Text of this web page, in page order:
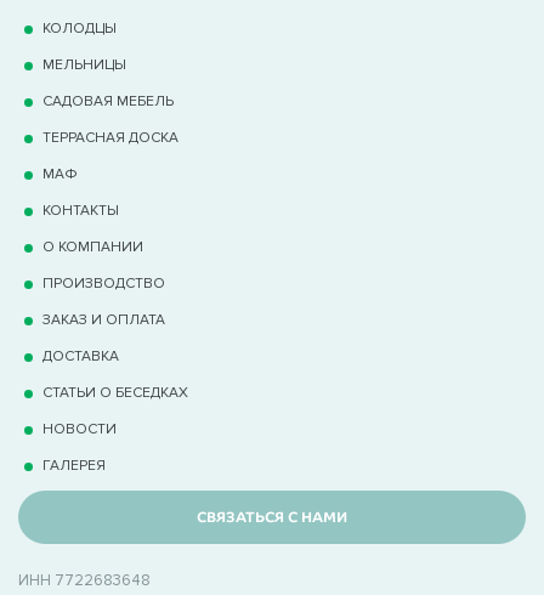
КОЛОДЦЫ
МЕЛЬНИЦЫ
САДОВАЯ МЕБЕЛЬ
ТЕРРАCНАЯ ДОСКА
МАФ
КОНТАКТЫ
О КОМПАНИИ
ПРОИЗВОДСТВО
ЗАКАЗ И ОПЛАТА
ДОСТАВКА
СТАТЬИ О БЕСЕДКАХ
НОВОСТИ
ГАЛЕРЕЯ
СВЯЗАТЬСЯ С НАМИ
ИНН 7722683648